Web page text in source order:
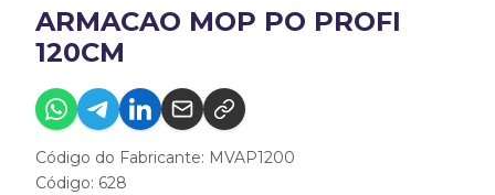
ARMACAO MOP PO PROFI
120CM
Código do Fabricante: MVAP1200
Código: 628